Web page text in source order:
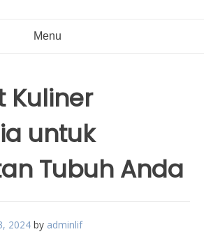
Menu
Kuliner
untuk
Tubuh Anda
2024 by adminlif